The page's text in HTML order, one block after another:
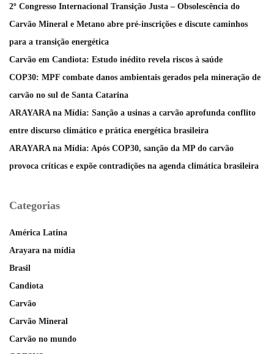
2º Congresso Internacional Transição Justa – Obsolescência do
Carvão Mineral e Metano abre pré-inscrições e discute caminhos
para a transição energética
Carvão em Candiota: Estudo inédito revela riscos à saúde
COP30: MPF combate danos ambientais gerados pela mineração de
carvão no sul de Santa Catarina
ARAYARA na Mídia: Sanção a usinas a carvão aprofunda conflito
entre discurso climático e prática energética brasileira
ARAYARA na Mídia: Após COP30, sanção da MP do carvão
provoca críticas e expõe contradições na agenda climática brasileira
Categorias
América Latina
Arayara na mídia
Brasil
Candiota
Carvão
Carvão Mineral
Carvão no mundo